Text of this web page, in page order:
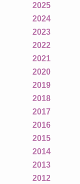
2025
2024
2023
2022
2021
2020
2019
2018
2017
2016
2015
2014
2013
2012